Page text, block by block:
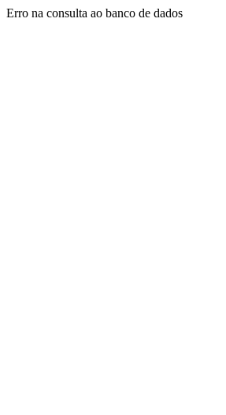
Erro na consulta ao banco de dados